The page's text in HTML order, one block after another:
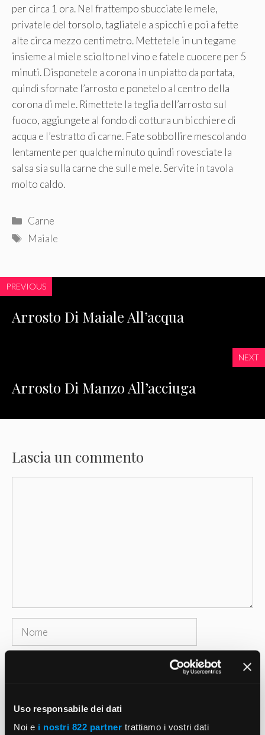
Uso responsabile dei dati
Noi e i nostri 822 partner trattiamo i vostri dati
per circa 1 ora. Nel frattempo sbucciate le mele,
privatele del torsolo, tagliatele a spicchi e poi a fette
alte circa mezzo centimetro. Mettetele in un tegame
insieme al miele sciolto nel vino e fatele cuocere per 5
minuti. Disponetele a corona in un piatto da portata,
quindi sfornate l’arrosto e ponetelo al centro della
corona di mele. Rimettete la teglia dell’arrosto sul
fuoco, aggiungete al fondo di cottura un bicchiere di
acqua e l’estratto di carne. Fate sobbollire mescolando
lentamente per qualche minuto quindi rovesciate la
salsa sia sulla carne che sulle mele. Servite in tavola
molto caldo.
Categorie
Carne
Tag
Maiale
PREVIOUS
Arrosto Di Maiale All’acqua
NEXT
Arrosto Di Manzo All’acciuga
Lascia un commento
Nome
web
Salva il mio nome, email e sito web in questo